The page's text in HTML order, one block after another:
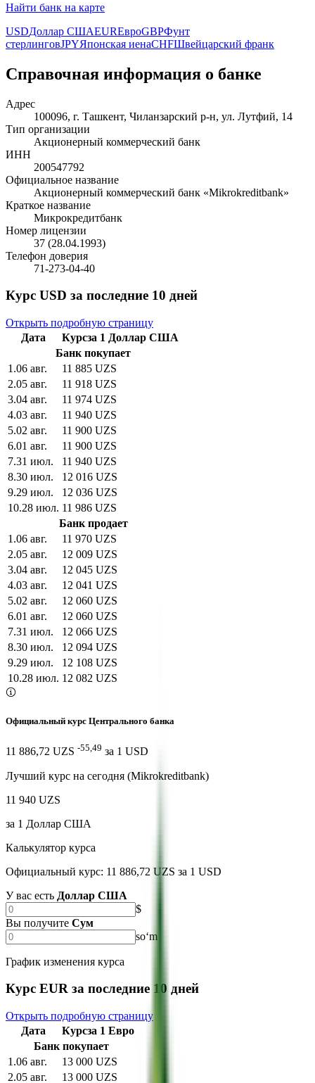
Найти банк на карте
USDДоллар СШАEURЕвроGBPФунт
стеpлинговJPYЯпонская иенаCHFШвейцарский франк
Справочная информация о банке
Адрес
100096, г. Ташкент, Чиланзарский р-н, ул. Лутфий, 14
Тип организации
Акционерный коммерческий банк
ИНН
200547792
Официальное название
Акционерный коммерческий банк «Mikrokreditbank»
Краткое название
Микрокредитбанк
Номер лицензии
37 (28.04.1993)
Телефон доверия
71-273-04-40
Курс USD за последние 10 дней
Открыть подробную страницу
Дата
Курсза 1 Доллар США
Банк покупает
1 .06 авг.
11 885 UZS
2.05 авг.
11 918 UZS
3.04 авг.
11 974 UZS
4.03 авг.
11 940 UZS
5.02 авг.
11 900 UZS
6.01 авг.
11 900 UZS
7.31 июл.
11 940 UZS
8.30 июл.
12 016 UZS
9.29 июл.
12 036 UZS
10.28 июл. 11 986 UZS
Банк продает
1 .06 авг.
11 970 UZS
2.05 авг.
12 009 UZS
3.04 авг.
12 045 UZS
4.03 авг.
12 041 UZS
5.02 авг.
12 060 UZS
6.01 авг.
12 060 UZS
7.31 июл.
12 066 UZS
8.30 июл.
12 094 UZS
9.29 июл.
12 108 UZS
10.28 июл. 12 082 UZS
Официальный курс Центрального банка
11 886,72 UZS -55,49 за 1 USD
Лучший курс на сегодня (Mikrokreditbank)
11 940 UZS
за 1 Доллар США
Калькулятор курса
Официальный курс: 11 886,72 UZS за 1 USD
У вас есть Доллар США
$
Вы получите Сум
soʻm
График изменения курса
Курс EUR за последние 10 дней
Открыть подробную страницу
Дата
Курсза 1 Евро
Банк покупает
1 .06 авг.
13 000 UZS
2.05 авг. 13 000 UZS